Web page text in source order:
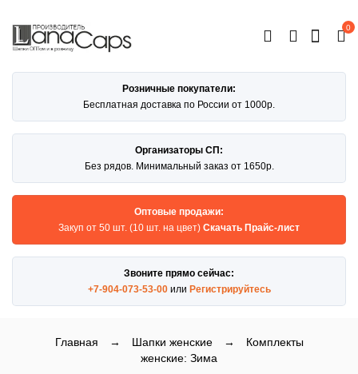
0
КАТАЛОГ
Розничные покупатели:
Бесплатная доставка по России от 1000р.
Организаторы СП:
Без рядов. Минимальный заказ от 1650р.
Оптовые продажи:
Закуп от 50 шт. (10 шт. на цвет) Скачать Прайс-лист
Звоните прямо сейчас:
+7-904-073-53-00или Регистрируйтесь
Главная → Шапки женские →
Комплекты
женские: Зима